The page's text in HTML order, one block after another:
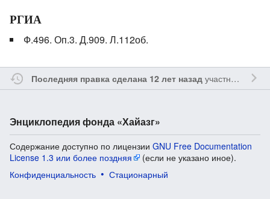
РГИА
Ф.496. Оп.3. Д.909. Л.112об.
Последняя правка сделана 12 лет назадучастником
Энциклопедия фонда «Хайазг»
Содержание доступно по лицензии GNU Free Documentation
License 1.3 или более поздняя
(если не указано иное).
Конфиденциальность
Стационарный